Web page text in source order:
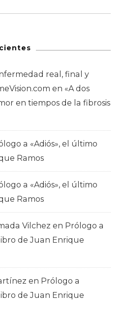
real, final y
en «A dos
en tiempos de la fibrosis
a «Adiós», el último
Ramos
a «Adiós», el último
Ramos
Vilchez en Prólogo a
de Juan Enrique
en Prólogo a
de Juan Enrique